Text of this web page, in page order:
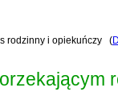
rodzinny i opiekuńczy (